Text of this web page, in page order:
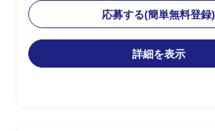
完を担当
応募する(簡単無料登録)
詳細を表示